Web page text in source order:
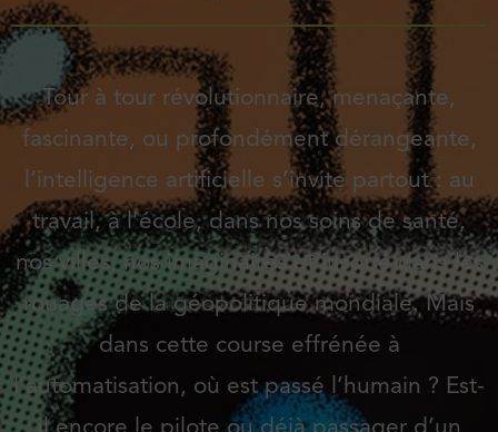
Tour à tour révolutionnaire, menaçante,
fascinante, ou profondément dérangeante,
l’intelligence artificielle s’invite partout : au
travail, à l’école, dans nos soins de santé,
nos villes, nos imaginaires et jusque dans les
rouages de la géopolitique mondiale. Mais
dans cette course effrénée à
l’automatisation, où est passé l’humain ? Est-